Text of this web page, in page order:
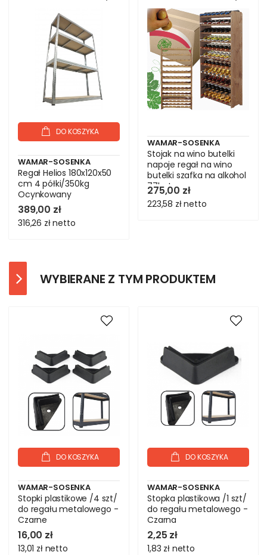
DO KOSZYKA
WAMAR-SOSENKA
Regał Helios 180x120x50
cm 4 półki/350kg
Ocynkowany
389,00 zł
316,26 złnetto
WAMAR-SOSENKA
Stojak na wino butelki
napoje regał na wino
butelki szafka na alkohol
77but
275,00 zł
223,58 złnetto
WYBIERANE Z TYM PRODUKTEM
DO KOSZYKA
WAMAR-SOSENKA
Stopki plastikowe /4 szt/
do regału metalowego -
Czarne
16,00 zł
13,01 zł netto
DO KOSZYKA
WAMAR-SOSENKA
Stopka plastikowa /1 szt/
do regału metalowego -
Czarna
2,25 zł
1,83 zł netto